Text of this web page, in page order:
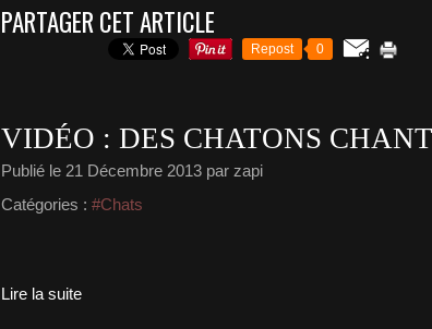
PARTAGER CET ARTICLE
Repost 0
VIDÉO : DES CHATONS
Publié le 21 Décembre 2013 par zapi
Catégories : #Chats
Lire la suite